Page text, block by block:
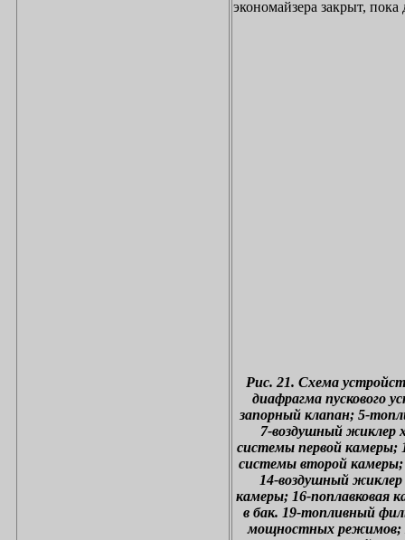
экономайзера закрыт,
Рис. 21. Схема
диафрагма пускового
запорный клапан; 5-
7-воздушный жиклер
системы первой камеры;
системы второй
14-воздушный жиклер
камеры; 16-поплавковая
в бак. 19-топливный
мощностных режимов;